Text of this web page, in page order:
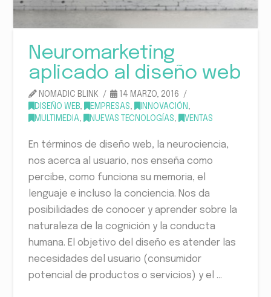
Neuromarketing
aplicado al diseño web
NOMADIC BLINK
14 MARZO, 2016
DISEÑO WEB
EMPRESAS INNOVACIÓN
MULTIMEDIA
NUEVAS TECNOLOGÍAS VENTAS
En términos de diseño web, la neurociencia,
nos acerca al usuario, nos enseña como
percibe, como funciona su memoria, el
lenguaje e incluso la conciencia. Nos da
posibilidades de conocer y aprender sobre la
naturaleza de la cognición y la conducta
humana. El objetivo del diseño es atender las
necesidades del usuario (consumidor
potencial de productos o servicios) y el …